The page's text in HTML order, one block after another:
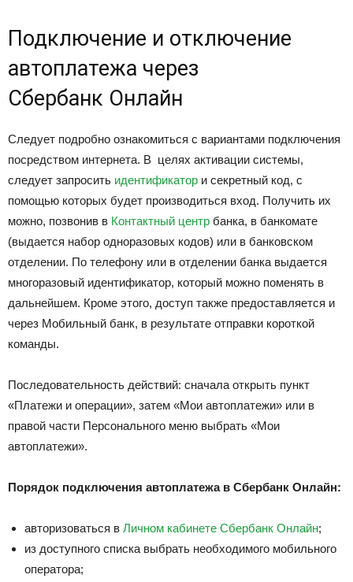
Подключение и отключение
автоплатежа через
Сбербанк Онлайн
Следует подробно ознакомиться с вариантами подключения
посредством интернета. В целях активации системы,
следует запросить идентификатор и секретный код, с
помощью которых будет производиться вход. Получить их
можно, позвонив в Контактный центр банка, в банкомате
(выдается набор одноразовых кодов) или в банковском
отделении. По телефону или в отделении банка выдается
многоразовый идентификатор, который можно поменять в
дальнейшем. Кроме этого, доступ также предоставляется и
через Мобильный банк, в результате отправки короткой
команды.
Последовательность действий: сначала открыть пункт
«Платежи и операции», затем «Мои автоплатежи» или в
правой части Персонального меню выбрать «Мои
автоплатежи».
Порядок подключения автоплатежа в Сбербанк Онлайн:
авторизоваться в Личном кабинете Сбербанк Онлайн;
из доступного списка выбрать необходимого мобильного
оператора;